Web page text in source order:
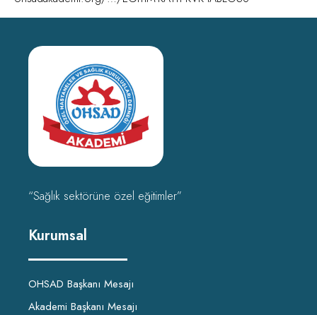
“Sağlık sektörüne özel eğitimler”
Kurumsal
OHSAD Başkanı Mesajı
Akademi Başkanı Mesajı